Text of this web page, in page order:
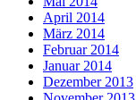
April 2014
März 2014
Februar 2014
Januar 2014
Dezember 2013